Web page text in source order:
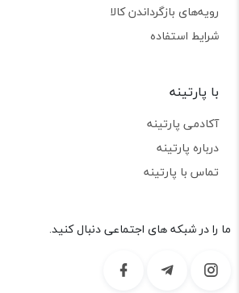
رویه‌های بازگرداندن کالا
شرایط استفاده
با پارتینه
آکادمی پارتینه
درباره پارتینه
تماس با پارتینه
ما را در شبکه های اجتماعی دنبال کنید.